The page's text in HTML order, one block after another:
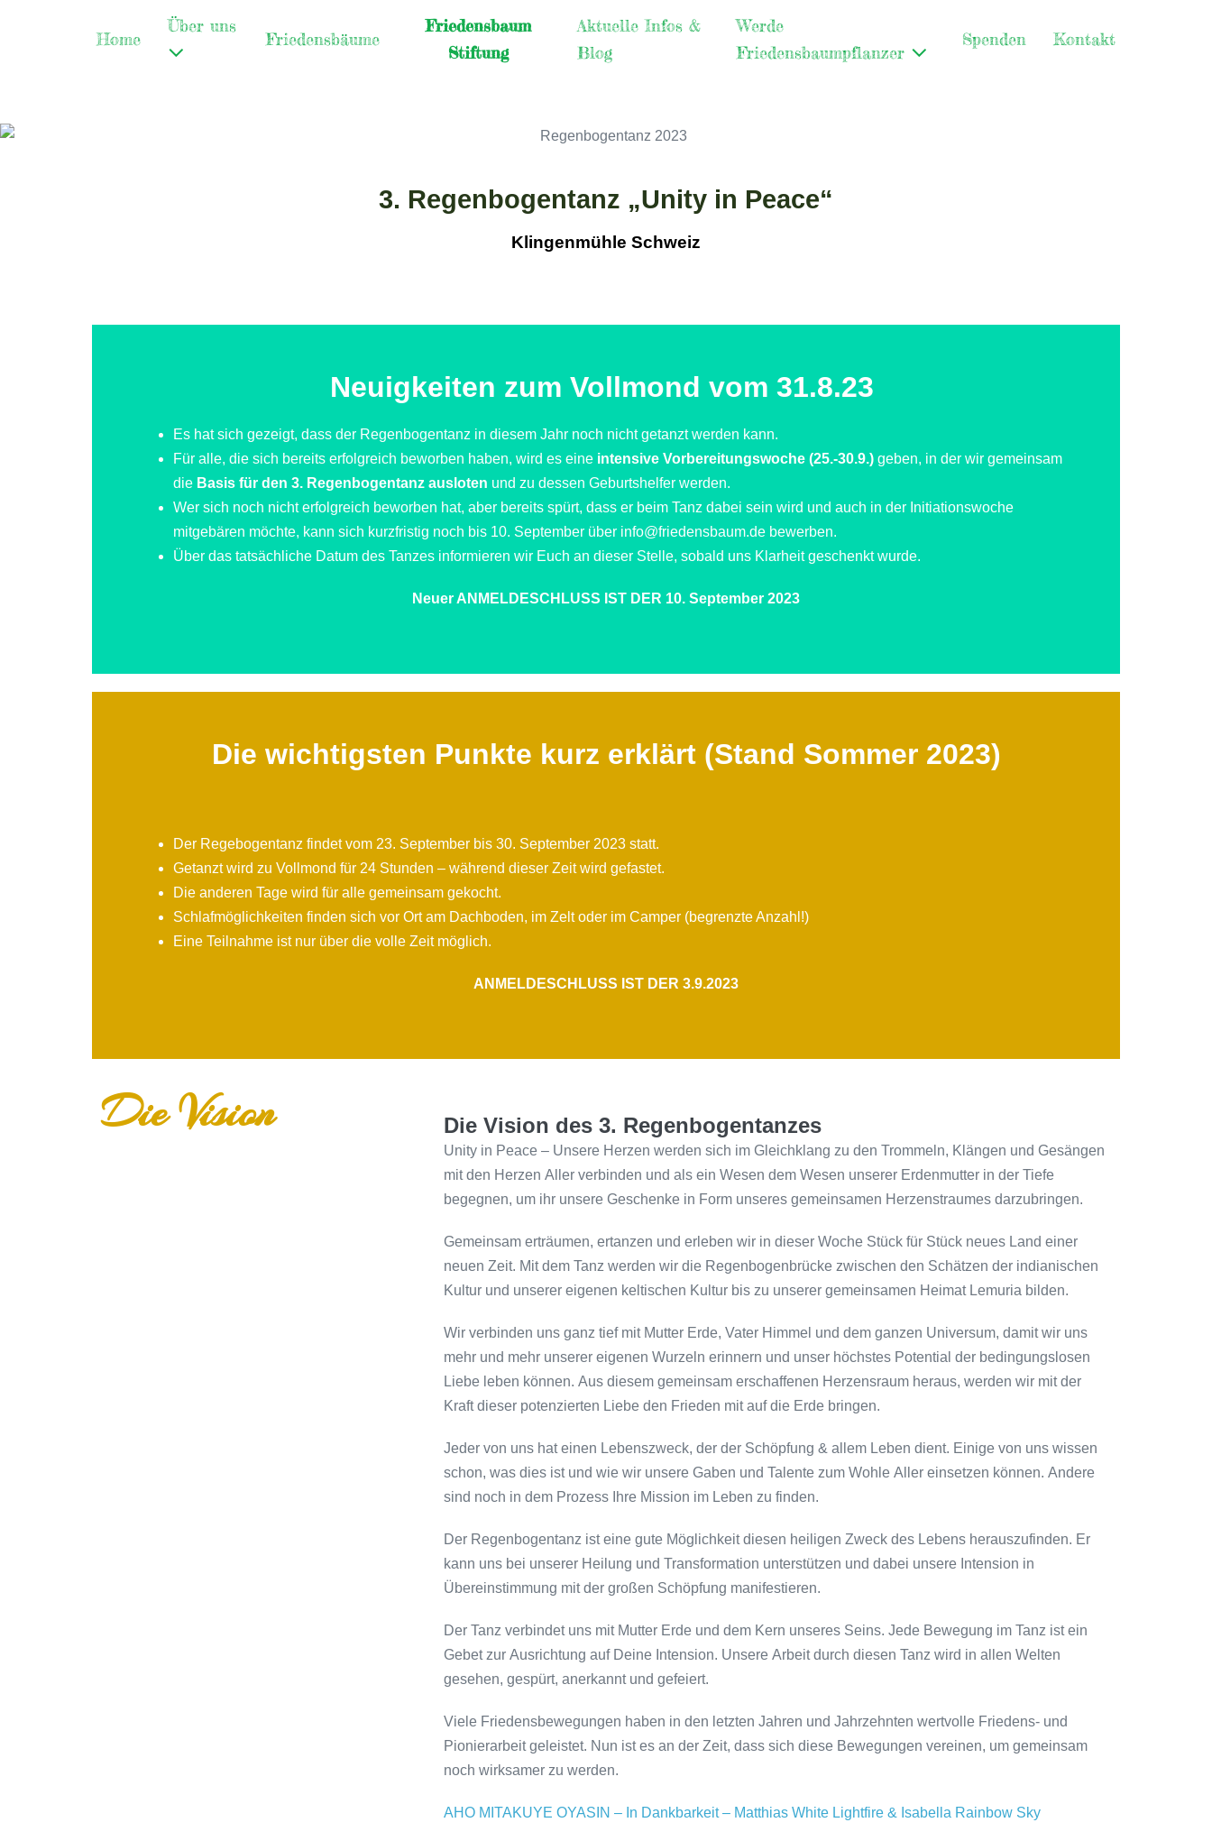
Home
Über uns
Friedensbäume
Friedensbaum
Stiftung
Aktuelle Infos &
Blog
Werde
Friedensbaumpflanzer
Spenden Kontakt
3. Regenbogentanz „Unity in Peace“
Klingenmühle Schweiz
Neuigkeiten zum Vollmond vom 31.8.23
Es hat sich gezeigt, dass der Regenbogentanz in diesem Jahr noch nicht getanzt werden kann.
Für alle, die sich bereits erfolgreich beworben haben, wird es eine intensive Vorbereitungswoche (25.-30.9.) geben, in der wir gemeinsam
die Basis für den 3. Regenbogentanz ausloten und zu dessen Geburtshelfer werden.
Wer sich noch nicht erfolgreich beworben hat, aber bereits spürt, dass er beim Tanz dabei sein wird und auch in der Initiationswoche
mitgebären möchte, kann sich kurzfristig noch bis 10. September über info@friedensbaum.de bewerben.
Über das tatsächliche Datum des Tanzes informieren wir Euch an dieser Stelle, sobald uns Klarheit geschenkt wurde.
Neuer ANMELDESCHLUSS IST DER 10. September 2023
Die wichtigsten Punkte kurz erklärt (Stand Sommer 2023)
Der Regebogentanz findet vom 23. September bis 30. September 2023 statt.
Getanzt wird zu Vollmond für 24 Stunden – während dieser Zeit wird gefastet.
Die anderen Tage wird für alle gemeinsam gekocht.
Schlafmöglichkeiten finden sich vor Ort am Dachboden, im Zelt oder im Camper (begrenzte Anzahl!)
Eine Teilnahme ist nur über die volle Zeit möglich.
ANMELDESCHLUSS IST DER 3.9.2023
Die Vision Die Vision des 3. Regenbogentanzes​
Unity in Peace – Unsere Herzen werden sich im Gleichklang zu den Trommeln, Klängen und Gesängen
mit den Herzen Aller verbinden und als ein Wesen dem Wesen unserer Erdenmutter in der Tiefe
begegnen, um ihr unsere Geschenke in Form unseres gemeinsamen Herzenstraumes darzubringen.
Gemeinsam erträumen, ertanzen und erleben wir in dieser Woche Stück für Stück neues Land einer
neuen Zeit. Mit dem Tanz werden wir die Regenbogenbrücke zwischen den Schätzen der indianischen
Kultur und unserer eigenen keltischen Kultur bis zu unserer gemeinsamen Heimat Lemuria bilden.
Wir verbinden uns ganz tief mit Mutter Erde, Vater Himmel und dem ganzen Universum, damit wir uns
mehr und mehr unserer eigenen Wurzeln erinnern und unser höchstes Potential der bedingungslosen
Liebe leben können. Aus diesem gemeinsam erschaffenen Herzensraum heraus, werden wir mit der
Kraft dieser potenzierten Liebe den Frieden mit auf die Erde bringen.
Jeder von uns hat einen Lebenszweck, der der Schöpfung & allem Leben dient. Einige von uns wissen
schon, was dies ist und wie wir unsere Gaben und Talente zum Wohle Aller einsetzen können. Andere
sind noch in dem Prozess Ihre Mission im Leben zu finden.
Der Regenbogentanz ist eine gute Möglichkeit diesen heiligen Zweck des Lebens herauszufinden. Er
kann uns bei unserer Heilung und Transformation unterstützen und dabei unsere Intension in
Übereinstimmung mit der großen Schöpfung manifestieren.
Der Tanz verbindet uns mit Mutter Erde und dem Kern unseres Seins. Jede Bewegung im Tanz ist ein
Gebet zur Ausrichtung auf Deine Intension. Unsere Arbeit durch diesen Tanz wird in allen Welten
gesehen, gespürt, anerkannt und gefeiert.
Viele Friedensbewegungen haben in den letzten Jahren und Jahrzehnten wertvolle Friedens- und
Pionierarbeit geleistet. Nun ist es an der Zeit, dass sich diese Bewegungen vereinen, um gemeinsam
noch wirksamer zu werden.
AHO MITAKUYE OYASIN – In Dankbarkeit – Matthias White Lightfire & Isabella Rainbow Sky